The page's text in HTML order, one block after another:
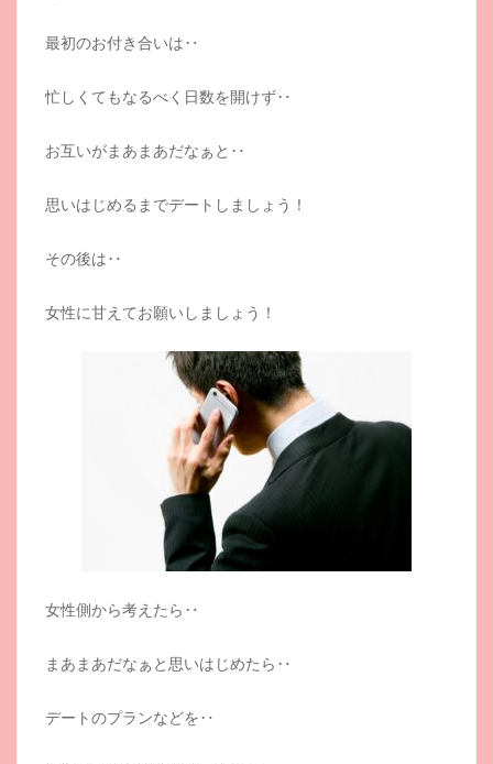
最初のお付き合いは‥
忙しくてもなるべく日数を開けず‥
お互いがまあまあだなぁと‥
思いはじめるまでデートしましょう！
その後は‥
女性に甘えてお願いしましょう！
女性側から考えたら‥
まあまあだなぁと思いはじめたら‥
デートのプランなどを‥